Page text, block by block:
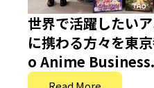
世界で活躍したい
に携わる方々を東
o Anime